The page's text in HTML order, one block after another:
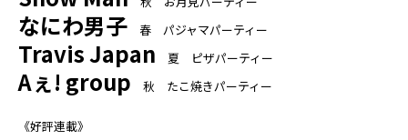
なにわ男子 春 パジャマパーティー
Travis Japan 夏 ピザパーティー
Aぇ! group 秋 たこ焼きパーティー
《好評連載》